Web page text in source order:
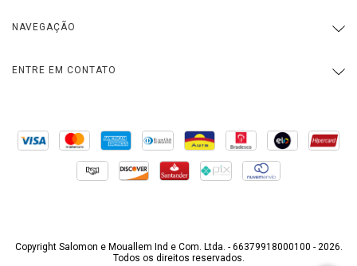
NAVEGAÇÃO
ENTRE EM CONTATO
Copyright Salomon e Mouallem Ind e Com. Ltda. - 66379918000100 - 2026.
Todos os direitos reservados.